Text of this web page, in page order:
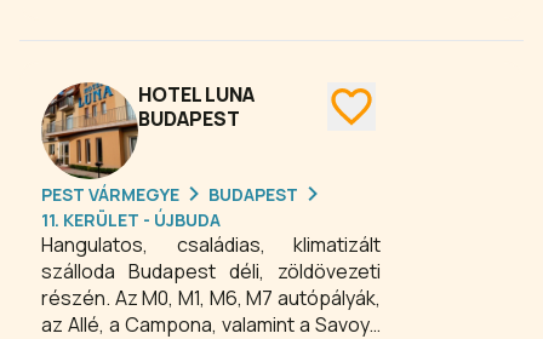
néhány perc sétára a Gellért tértől.
HOTEL LUNA
BUDAPEST
PEST VÁRMEGYE
BUDAPEST
11. KERÜLET - ÚJBUDA
Hangulatos, családias, klimatizált
szálloda Budapest déli, zöldövezeti
részén. Az M0, M1, M6, M7 autópályák,
az Allé, a Campona, valamint a Savoya